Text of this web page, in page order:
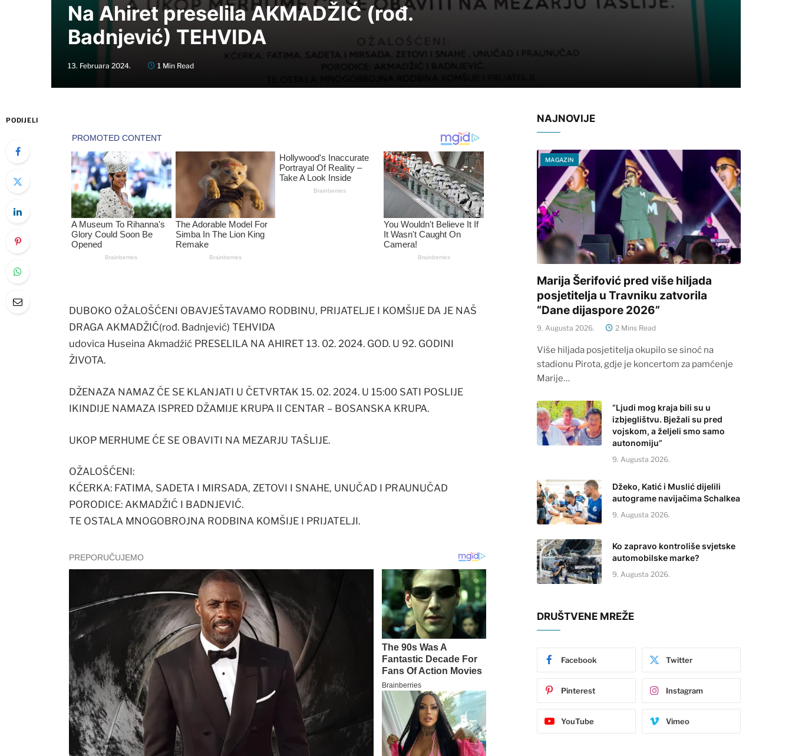
Na Ahiret preselila AKMADŽIĆ (rođ.
Badnjević) TEHVIDA
13. Februara 2024. 1 Min Read
PODIJELI
DUBOKO OŽALOŠĆENI OBAVJEŠTAVAMO RODBINU, PRIJATELJE I KOMŠIJE DA JE NAŠ
DRAGA AKMADŽIĆ(rođ. Badnjević) TEHVIDA
udovica Huseina Akmadžić PRESELILA NA AHIRET 13. 02. 2024. GOD. U 92. GODINI
ŽIVOTA.
DŽENAZA NAMAZ ĆE SE KLANJATI U ČETVRTAK 15. 02. 2024. U 15:00 SATI POSLIJE
IKINDIJE NAMAZA ISPRED DŽAMIJE KRUPA II CENTAR – BOSANSKA KRUPA.
UKOP MERHUME ĆE SE OBAVITI NA MEZARJU TAŠLIJE.
OŽALOŠĆENI:
KĆERKA: FATIMA, SADETA I MIRSADA, ZETOVI I SNAHE, UNUČAD I PRAUNUČAD
PORODICE: AKMADŽIĆ I BADNJEVIĆ.
TE OSTALA MNOGOBROJNA RODBINA KOMŠIJE I PRIJATELJI.
NAJNOVIJE
MAGAZIN
Marija Šerifović pred više hiljada
posjetitelja u Travniku zatvorila
“Dane dijaspore 2026”
9. Augusta 2026. 2 Mins Read
Više hiljada posjetitelja okupilo se sinoć na
stadionu Pirota, gdje je koncertom za pamćenje
Marije…
“Ljudi mog kraja bili su u
izbjeglištvu. Bježali su pred
vojskom, a željeli smo samo
autonomiju”
9. Augusta 2026.
Džeko, Katić i Muslić dijelili
autograme navijačima Schalkea
9. Augusta 2026.
Ko zapravo kontroliše svjetske
automobilske marke?
9. Augusta 2026.
DRUŠTVENE MREŽE
Facebook Twitter
Pinterest Instagram
YouTube Vimeo